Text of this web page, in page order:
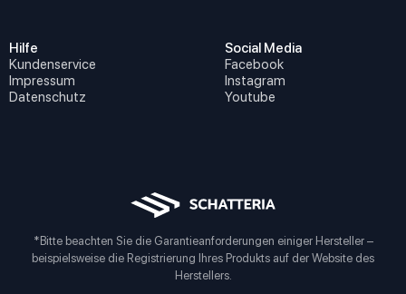
Hilfe
Kundenservice
Impressum
Datenschutz
Social Media
Facebook
Instagram
Youtube
*Bitte beachten Sie die Garantieanforderungen einiger Hersteller –
beispielsweise die Registrierung Ihres Produkts auf der Website des
Herstellers.